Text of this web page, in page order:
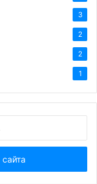
3
2
2
1